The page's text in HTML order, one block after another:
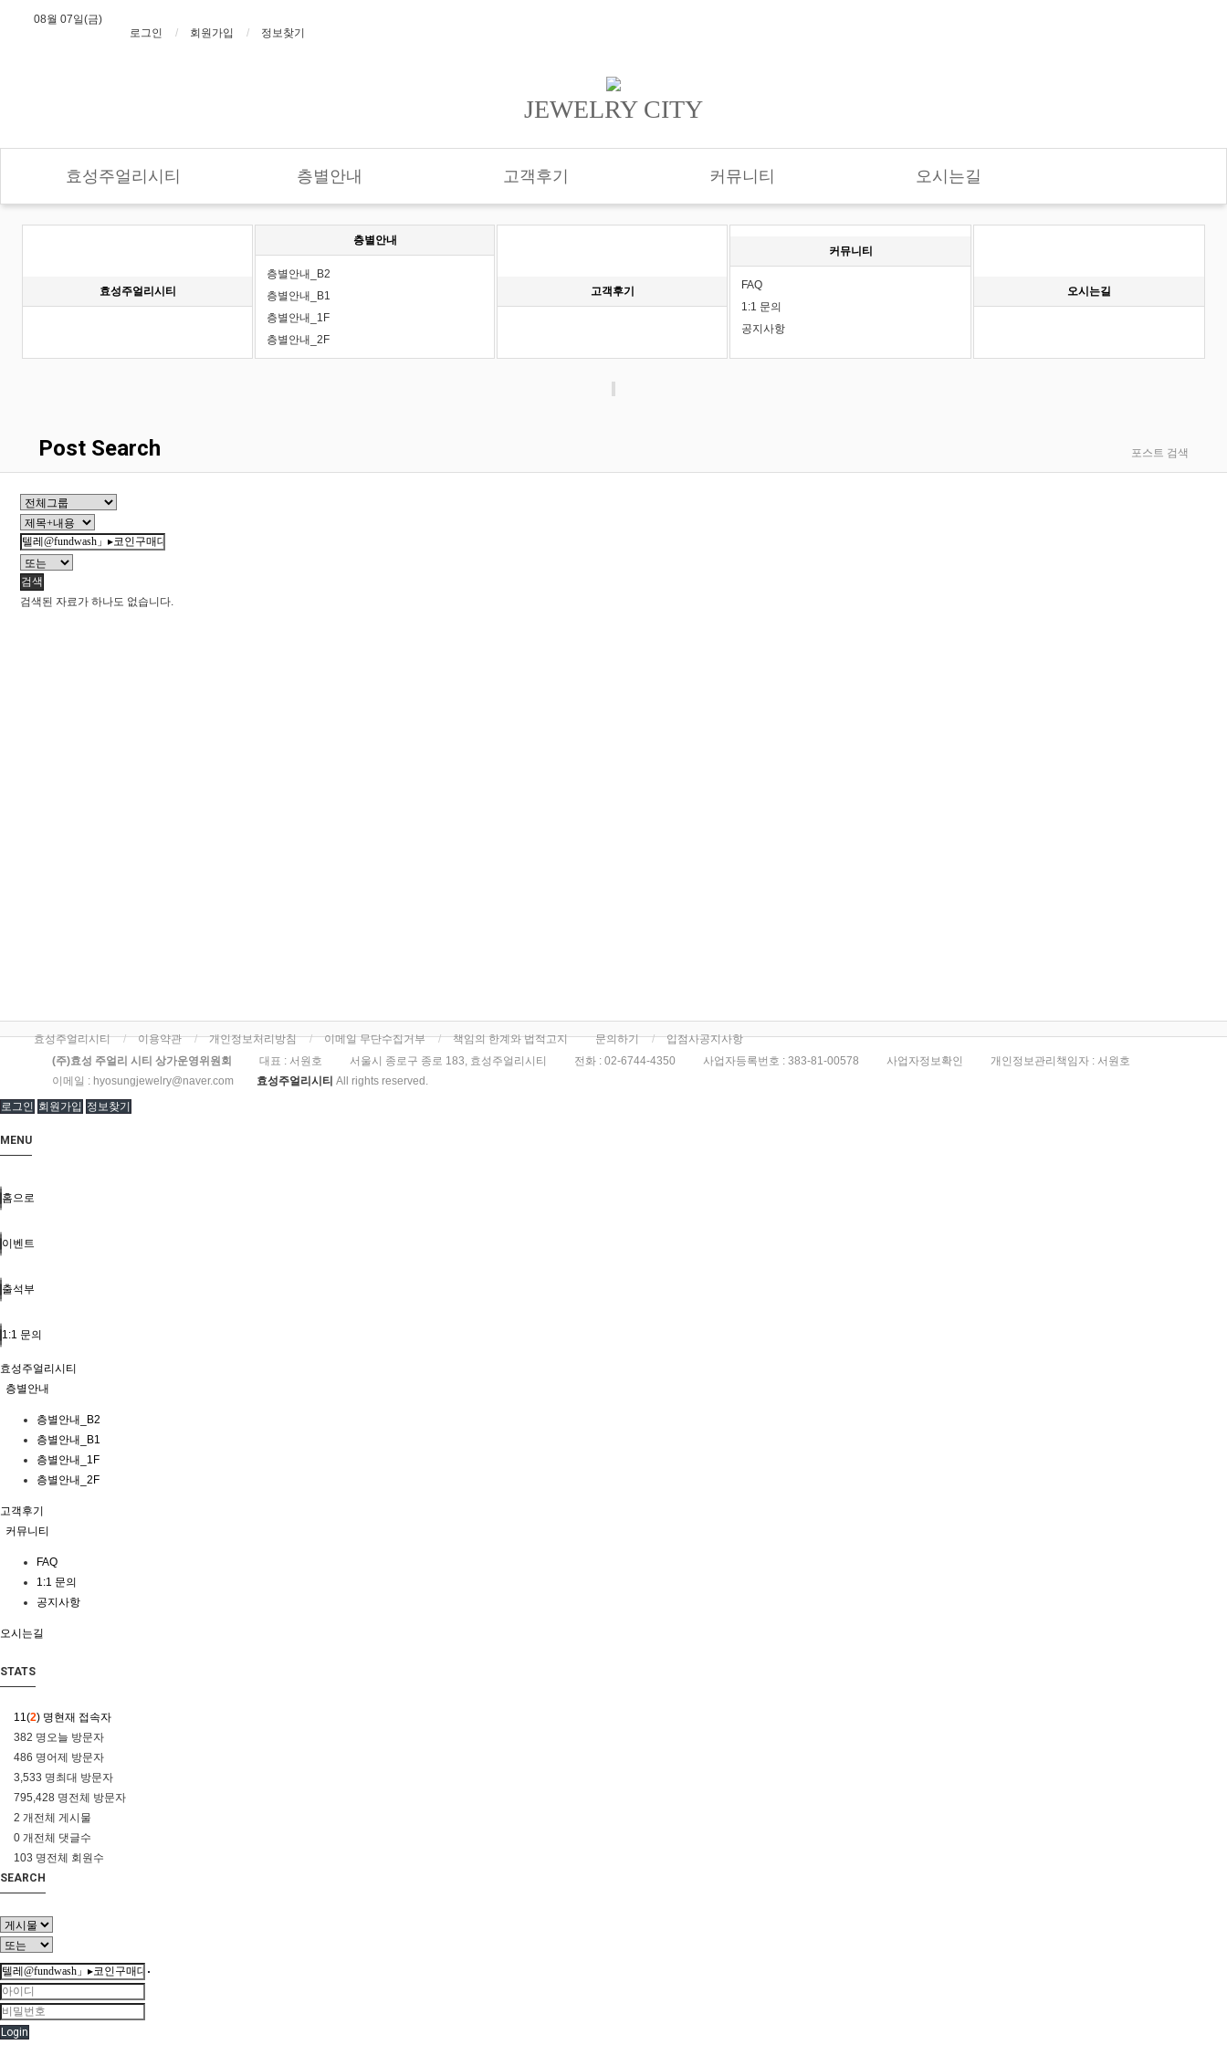
08월 07일(금)
로그인
회원가입 정보찾기
JEWELRY CITY
효성주얼리시티 층별안내 고객후기 커뮤니티 오시는길
효성주얼리시티
층별안내
층별안내_B2
층별안내_B1
층별안내_1F
층별안내_2F
고객후기
커뮤니티
FAQ
1:1 문의
공지사항
오시는길
Post Search 포스트 검색
검색
검색된 자료가 하나도 없습니다.
효성주얼리시티 이용약관 개인정보처리방침 이메일 무단수집거부 책임의 한계와 법적고지 문의하기
입점사공지사항
(주)효성 주얼리 시티 상가운영위원회
대표 : 서원호 서울시 종로구 종로 183, 효성주얼리시티 전화 : 02-6744-4350 사업자등록번호 : 383-81-00578 사업자정보확인
개인정보관리책임자 : 서원호
이메일 : hyosungjewelry@naver.com 효성주얼리시티 All rights reserved.
로그인 회원가입 정보찾기
MENU
홈으로
이벤트
출석부
1:1 문의
효성주얼리시티
층별안내
층별안내_B2
층별안내_B1
층별안내_1F
층별안내_2F
고객후기
커뮤니티
FAQ
1:1 문의
공지사항
오시는길
STATS
11(2) 명현재 접속자
382 명오늘 방문자
486 명어제 방문자
3,533 명최대 방문자
795,428 명전체 방문자
2 개 전체 게시물
0 개 전체 댓글수
103 명전체 회원수
SEARCH
Login